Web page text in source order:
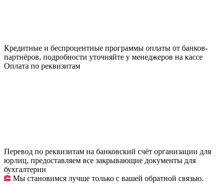
Кредитные и беспроцентные программы оплаты от банков-
партнёров, подробности уточняйте у менеджеров на кассе
Оплата по реквизитам
Перевод по реквизитам на банковский счёт организации для
юрлиц, предоставляем все закрывающие документы для
бухгалтерии
Мы становимся лучше только с вашей обратной связью.